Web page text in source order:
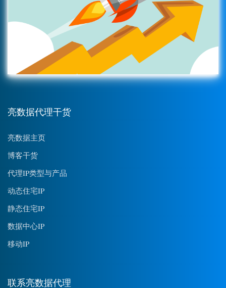
亮数据代理干货
亮数据主页
博客干货
代理IP类型与产品
动态住宅IP
静态住宅IP
数据中心IP
移动IP
联系亮数据代理